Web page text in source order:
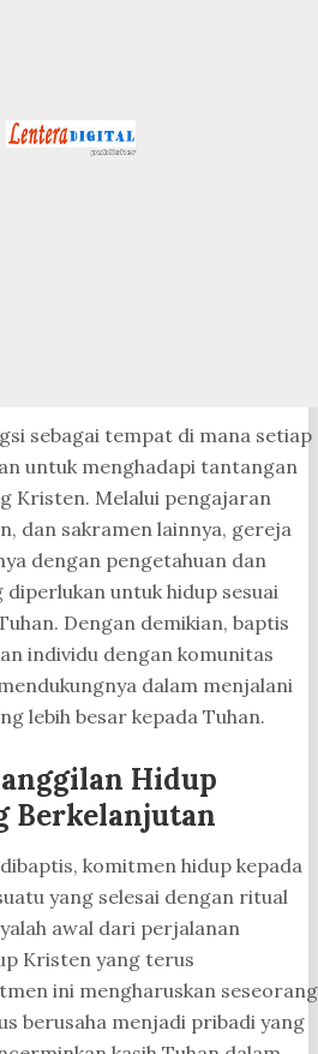
sebagai tempat di mana setiap
untuk menghadapi tantangan
Kristen. Melalui pengajaran
dan sakramen lainnya, gereja
dengan pengetahuan dan
diperlukan untuk hidup sesuai
Dengan demikian, baptis
individu dengan komunitas
dalam menjalani
lebih besar kepada Tuhan.
Hidup
Berkelanjutan
komitmen hidup kepada
yang selesai dengan ritual
awal dari perjalanan
Kristen yang terus
ini mengharuskan seseorang
berusaha menjadi pribadi yang